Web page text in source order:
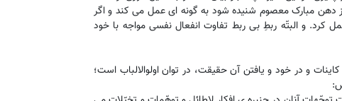
دهن مبارک معصوم شنیده شود به گونه ای عمل می کند و اگر
کرد. و البتّه ربطِ بی ربط تفاوت انفعال نفسی مواجه با خود
و در خود و یافتن آن حقیقت، در توان اولوالالباب است؛